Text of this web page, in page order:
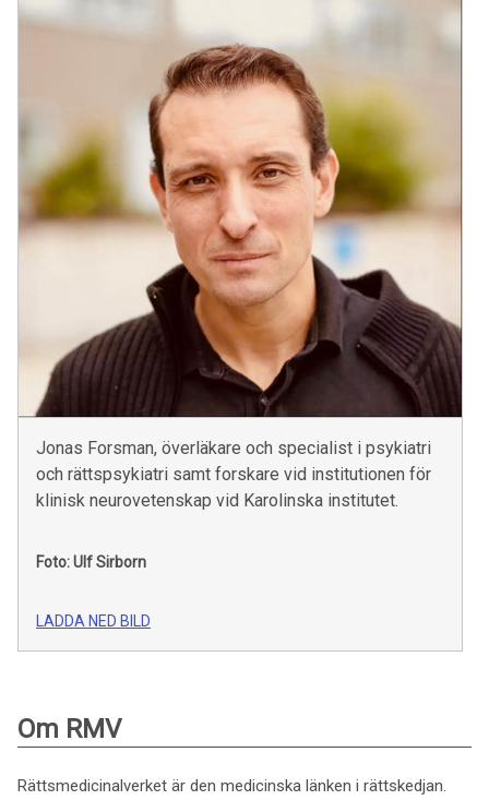
Jonas Forsman, överläkare och specialist i psykiatri
och rättspsykiatri samt forskare vid institutionen för
klinisk neurovetenskap vid Karolinska institutet.
Foto: Ulf Sirborn
LADDA NED BILD
Om RMV
Rättsmedicinalverket är den medicinska länken i rättskedjan.